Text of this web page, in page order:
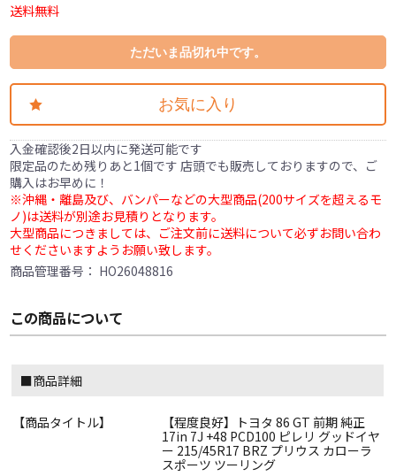
送料無料
ただいま品切れ中です。
お気に入り
入金確認後2日以内に発送可能です
限定品のため残りあと1個です 店頭でも販売しておりますので、ご
購入はお早めに！
※沖縄・離島及び、バンパーなどの大型商品(200サイズを超えるモ
ノ)は送料が別途お見積りとなります。
大型商品につきましては、ご注文前に送料について必ずお問い合わ
せくださいますようお願い致します。
商品管理番号： HO26048816
この商品について
■商品詳細
【商品タイトル】
【程度良好】トヨタ 86 GT 前期 純正
17in 7J +48 PCD100 ピレリ グッドイヤ
ー 215/45R17 BRZ プリウス カローラ
スポーツ ツーリング